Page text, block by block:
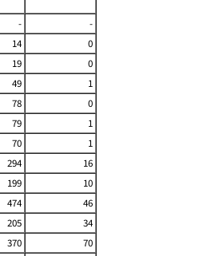
-
-
14
0
19
0
49
1
78
0
79
1
70
1
294
16
199
10
474
46
205
34
370 70